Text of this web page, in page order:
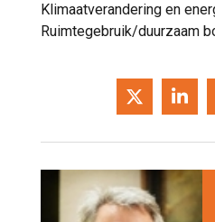
Klimaatverandering en
Ruimtegebruik/duurzaam